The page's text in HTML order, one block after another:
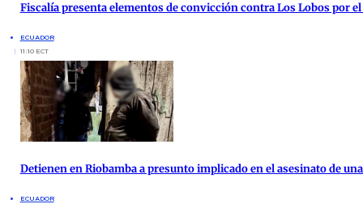
Fiscalía presenta elementos de convicción contra Los Lobos por
ECUADOR
11:10 ECT
Detienen en Riobamba a presunto implicado en el asesinato de
ECUADOR